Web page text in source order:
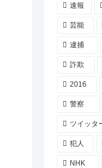
速報
芸能
逮捕
詐欺
2016
警察
ツイッタ
犯人
NHK